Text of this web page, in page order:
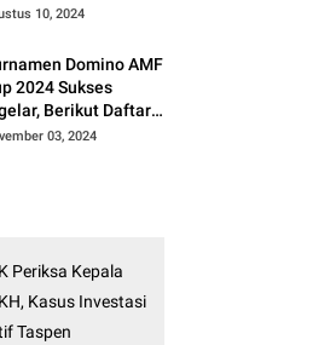
Tunggu
10, 2024
Domino AMF
2024 Sukses
Berikut Daftar
03, 2024
Periksa Kepala
Kasus Investasi
Taspen